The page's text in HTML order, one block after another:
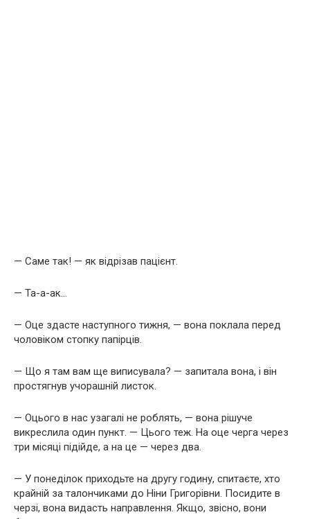
— Саме так! — як відрізав пацієнт.
— Та-а-ак…
— Оце здасте наступного тижня, — вона поклала перед
чоловіком стопку папірців.
— Що я там вам ще виписувала? — запитала вона, і він
простягнув учорашній листок.
— Оцього в нас узагалі не роблять, — вона рішуче
викреслила один пункт. — Цього теж. На оце черга через
три місяці підійде, а на це — через два.
— У понеділок приходьте на другу годину, спитаєте, хто
крайній за талончиками до Ніни Григорівни. Посидите в
черзі, вона видасть направлення. Якщо, звісно, вони